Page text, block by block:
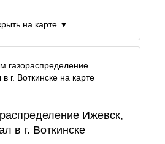
на карте ▼
Ижевск,
в г. Воткинске